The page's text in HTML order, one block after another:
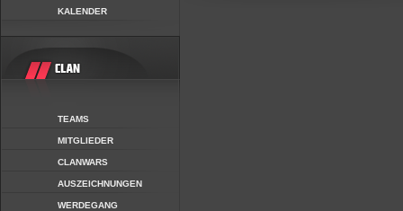
KALENDER
TEAMS
MITGLIEDER
CLANWARS
AUSZEICHNUNGEN
WERDEGANG